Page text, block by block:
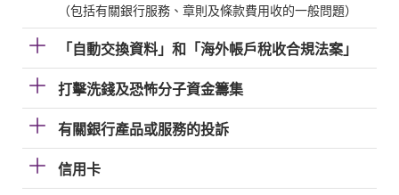
（包括有關銀行服務、章則及條款費用收的一般問題）
「自動交換資料」和「海外帳戶稅收合規法案」
打擊洗錢及恐怖分子資金籌集
有關銀行產品或服務的投訴
信用卡